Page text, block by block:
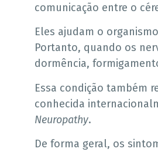
comunicação entre o
Eles ajudam o
Portanto, quando os
dormência,
Essa condição também
conhecida
Neuropathy.
De forma geral, os